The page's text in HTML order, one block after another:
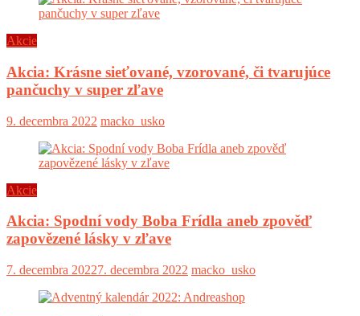
Akcie
Akcia: Krásne sieťované, vzorované, či tvarujúce
pančuchy v super zľave
9. decembra 2022 macko_usko
Akcie
Akcia: Spodní vody Boba Frídla aneb zpověď
zapovězené lásky v zľave
7. decembra 20227. decembra 2022 macko_usko